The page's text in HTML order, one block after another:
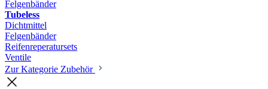
Felgenbänder
Tubeless
Dichtmittel
Felgenbänder
Reifenreperatursets
Ventile
Zur Kategorie Zubehör